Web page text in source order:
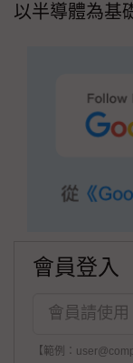
以半導體為基
會員登入
【範例：